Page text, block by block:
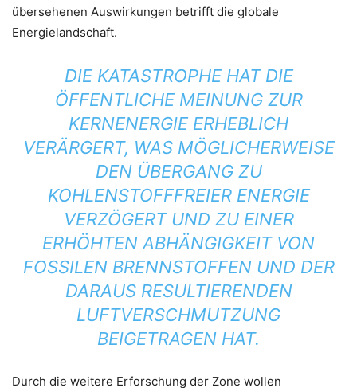
übersehenen Auswirkungen betrifft die globale
Energielandschaft.
DIE KATASTROPHE HAT DIE
ÖFFENTLICHE MEINUNG ZUR
KERNENERGIE ERHEBLICH
VERÄRGERT, WAS MÖGLICHERWEISE
DEN ÜBERGANG ZU
KOHLENSTOFFFREIER ENERGIE
VERZÖGERT UND ZU EINER
ERHÖHTEN ABHÄNGIGKEIT VON
FOSSILEN BRENNSTOFFEN UND DER
DARAUS RESULTIERENDEN
LUFTVERSCHMUTZUNG
BEIGETRAGEN HAT.
Durch die weitere Erforschung der Zone wollen